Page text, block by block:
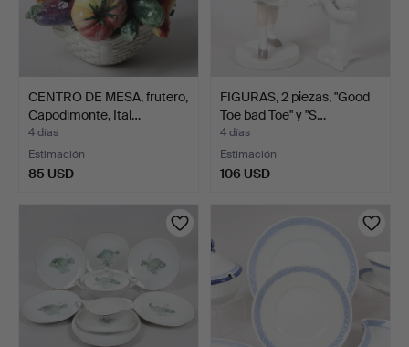
CENTRO DE MESA, frutero,
Capodimonte, Ital…
4 días
Estimación
85 USD
FIGURAS, 2 piezas, "Good
Toe bad Toe" y "S…
4 días
Estimación
106 USD